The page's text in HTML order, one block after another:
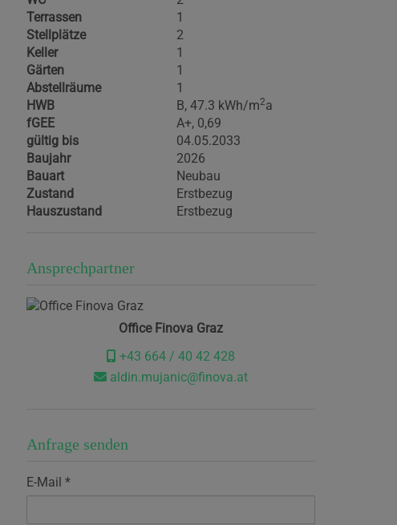
Terrassen
1
Stellplätze
2
Keller
1
Gärten
1
Abstellräume
1
HWB
B, 47.3 kWh/m2a
fGEE
A+, 0,69
gültig bis
04.05.2033
Baujahr
2026
Bauart
Neubau
Zustand
Erstbezug
Hauszustand
Erstbezug
Ansprechpartner
Office Finova Graz
+43 664 / 40 42 428
aldin.mujanic@finova.at
Anfrage senden
E-Mail